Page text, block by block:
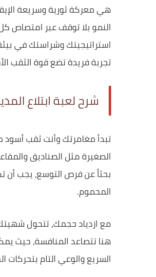
هي معركة ثورية وسريعة
النمو بلا توقف عبر امتصاص
استراتيجيتك وشراستك في
تجربة فريدة تضع قوة الثقب
شرح لعبة ابتلاع
تبدأ مغامرتك وأنت ثقب أسود
الصغيرة مثل الصناديق
بحثاً عن فرص التوسع، يجب أن
المحموم.
مع ازدياد حجمك، تتحول
هنا تتصاعد المنافسة، حيث
السريع والوعي التام بتحركات